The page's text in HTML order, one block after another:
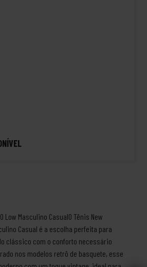
Low Masculino CasualO Tênis New
Casual é a escolha perfeita para
clássico com o conforto necessário
nos modelos retrô de basquete, esse